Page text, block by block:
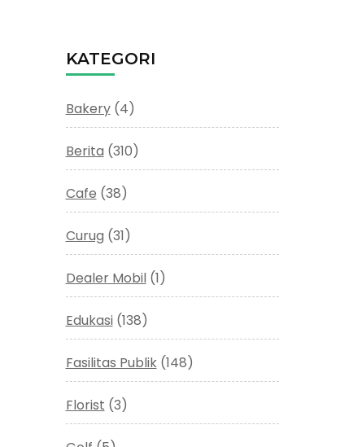
KATEGORI
Bakery(4)
Berita (310)
Cafe (38)
Curug (31)
Dealer Mobil(1)
Edukasi(138)
Fasilitas Publik(148)
Florist (3)